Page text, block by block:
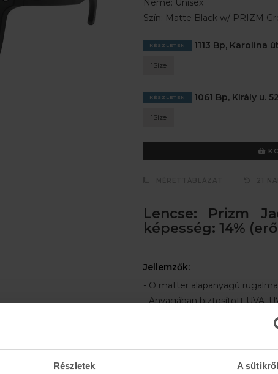
Részletek A sütikről
Neme: Unisex
Szín: Matte Black w/ PRIZM
KÉSZLETEN 1113 Bp, Karolina
1Size
KÉSZLETEN 1061 Bp, Király u.
1Size
Lencse: Prizm
képesség: 14%
Jellemzők:
- O matter alapanyagú
- Anyagában biztosított UVA,
- Prizm: Kiemeli a
lévő akadályokat, köveket és
- Felhasználás: Utcai.